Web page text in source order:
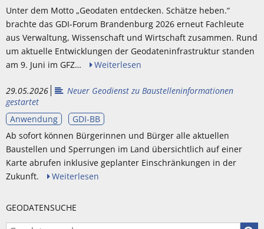
Unter dem Motto „Geodaten entdecken. Schätze heben.“
brachte das GDI-Forum Brandenburg 2026 erneut Fachleute
aus Verwaltung, Wissenschaft und Wirtschaft zusammen. Rund
um aktuelle Entwicklungen der Geodateninfrastruktur standen
am 9. Juni im GFZ…
Weiterlesen
29.05.2026
Neuer Geodienst zu Baustelleninformationen
gestartet
Anwendung
GDI-BB
Ab sofort können Bürgerinnen und Bürger alle aktuellen
Baustellen und Sperrungen im Land übersichtlich auf einer
Karte abrufen inklusive geplanter Einschränkungen in der
Zukunft.
Weiterlesen
GEODATENSUCHE